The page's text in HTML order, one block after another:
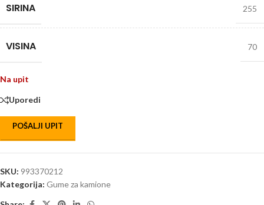
SIRINA 255
VISINA 70
Na upit
Uporedi
POŠALJI UPIT
SKU: 993370212
Kategorija: Gume za kamione